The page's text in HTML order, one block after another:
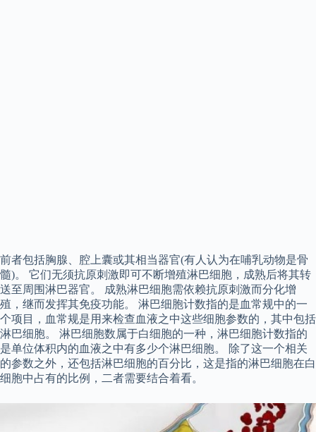
前者包括胸腺、腔上囊或其相当器官(有人认为在哺乳动物是骨
髓)。 它们无须抗原刺激即可不断增殖淋巴细胞，成熟后将其转
送至周围淋巴器官。 成熟淋巴细胞需依赖抗原刺激而分化增
殖，继而发挥其免疫功能。 淋巴细胞计数指的是血常规中的一
个项目，血常规是用来检查血液之中这些细胞参数的，其中包括
淋巴细胞。 淋巴细胞数属于白细胞的一种，淋巴细胞计数指的
是单位体积内的血液之中有多少个淋巴细胞。 除了这一个相关
的参数之外，还包括淋巴细胞的百分比，这是指的淋巴细胞在白
细胞中占有的比例，二者需要结合着看。